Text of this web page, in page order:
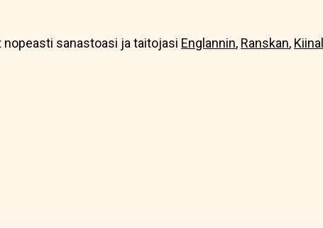
sanastoasi ja taitojasi Englannin, Ranskan,